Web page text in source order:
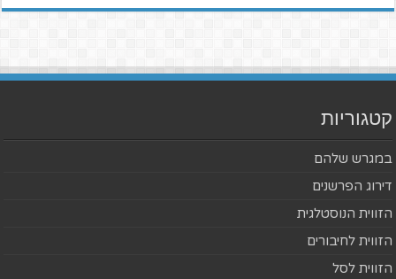
קטגוריות
במגרש שלהם
דירוג הפרשנים
הזווית הנוסטלגית
הזווית לחיבורים
הזווית לסל